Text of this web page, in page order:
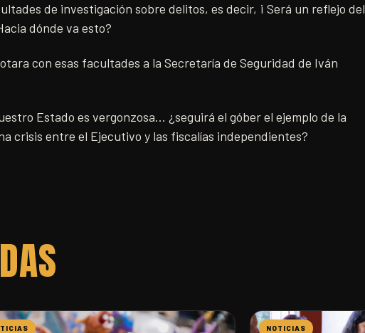
de investigación sobre delitos, es decir, ¡ Será un reflejo del
dónde va esto?
con esas facultades a la Secretaría de Seguridad de Iván
Estado es vergonzosa… ¿seguirá el góber el ejemplo de la
crisis entre el Ejecutivo y las fiscalías independientes?
NOTICIAS